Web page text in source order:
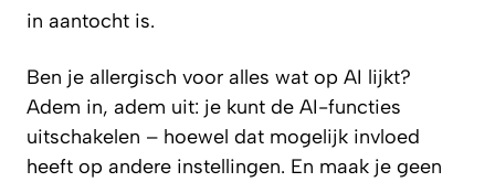
in aantocht is.
Ben je allergisch voor alles wat op AI lijkt?
Adem in, adem uit: je kunt de AI-functies
uitschakelen – hoewel dat mogelijk invloed
heeft op andere instellingen. En maak je geen